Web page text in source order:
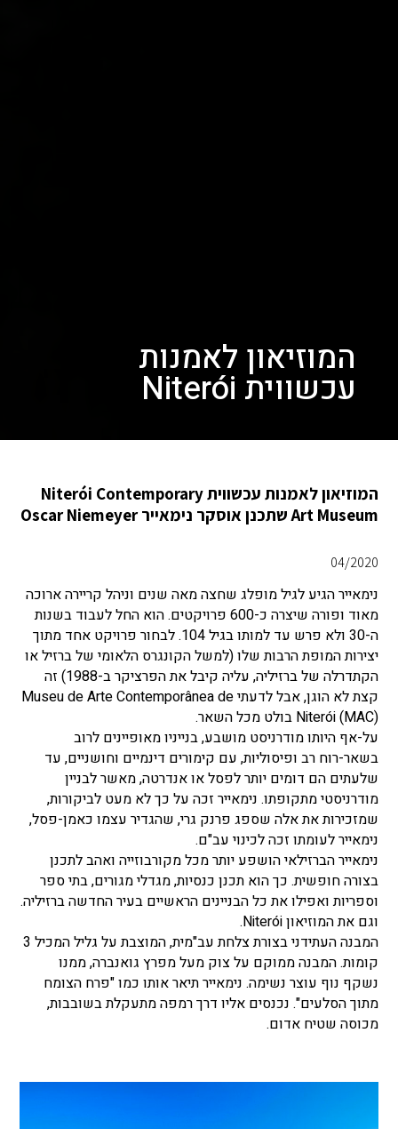
המוזיאון לאמנות
עכשווית Niterói
המוזיאון לאמנות עכשווית Niterói Contemporary
Art Museum שתכנן אוסקר נימאייר Oscar Niemeyer
04/2020
נימאייר הגיע לגיל מופלג שחצה מאה שנים וניהל קריירה ארוכה
מאוד ופורה שיצרה כ-600 פרויקטים. הוא החל לעבוד בשנות
ה-30 ולא פרש עד למותו בגיל 104. לבחור פרויקט אחד מתוך
יצירות המופת הרבות שלו (למשל הקונגרס הלאומי של ברזיל או
הקתדרלה של ברזיליה, עליה קיבל את הפרציקר ב-1988) זה
קצת לא הוגן, אבל לדעתי Museu de Arte Contemporânea de
Niterói (MAC) בולט מכל השאר.
על-אף היותו מודרניסט מושבע, בנייניו מאופיינים לרוב
בשאר-רוח רב ופיסוליות, עם קימורים דינמיים וחושניים, עד
שלעתים הם דומים יותר לפסל או אנדרטה, מאשר לבניין
מודרניסטי מתקופתו. נימאייר זכה על כך לא מעט לביקורות,
שמזכירות את אלה שספג פרנק גרי, שהגדיר עצמו כאמן-פסל,
נימאייר לעומתו זכה לכינוי עב"ם.
נימאייר הברזילאי הושפע יותר מכל מקורבוזייה ואהב לתכנן
בצורה חופשית. כך הוא תכנן כנסיות, מגדלי מגורים, בתי ספר
וספריות ואפילו את כל הבניינים הראשיים בעיר החדשה ברזיליה.
וגם את המוזיאון Niterói.
המבנה העתידני בצורת צלחת עב"מית, המוצבת על גליל המכיל 3
קומות. המבנה ממוקם על צוק מעל מפרץ גואנברה, ממנו
נשקף נוף עוצר נשימה. נימאייר תיאר אותו כמו "פרח הצומח
מתוך הסלעים". נכנסים אליו דרך רמפה מתעקלת בשובבות,
מכוסה שטיח אדום.